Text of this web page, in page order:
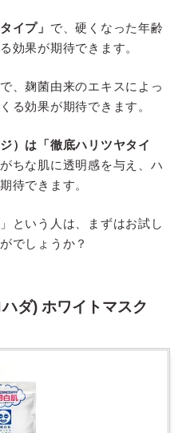
イプ」 で、硬くなった年齢
効果が期待できます。
で、麹菌由来のエキスによっ
る効果が期待できます。
）は「徹底ハリツヤタイ
ちな肌に透明感を与え、ハ
待できます。
という人は、まずはお試し
でしょうか？
ダ) ホワイトマスク